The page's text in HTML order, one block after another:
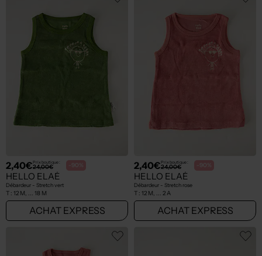
2,40€Prix boutique :
24,00€ -90%
HELLO ELAÉ
Débardeur - Stretch vert
T : 12 M, ... 18 M
ACHAT EXPRESS
2,40€Prix boutique :
24,00€ -90%
HELLO ELAÉ
Débardeur - Stretch rose
T : 12 M, ... 2 A
ACHAT EXPRESS